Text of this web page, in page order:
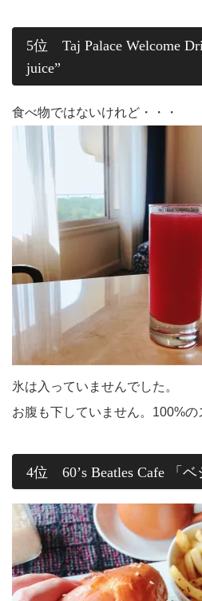
5位 Taj Palace Welcome
juice”
食べ物ではないけれど・・・
氷は入っていませんでした。
お腹も下していません。100%の
4位 60’s Beatles Cafe 「ベ